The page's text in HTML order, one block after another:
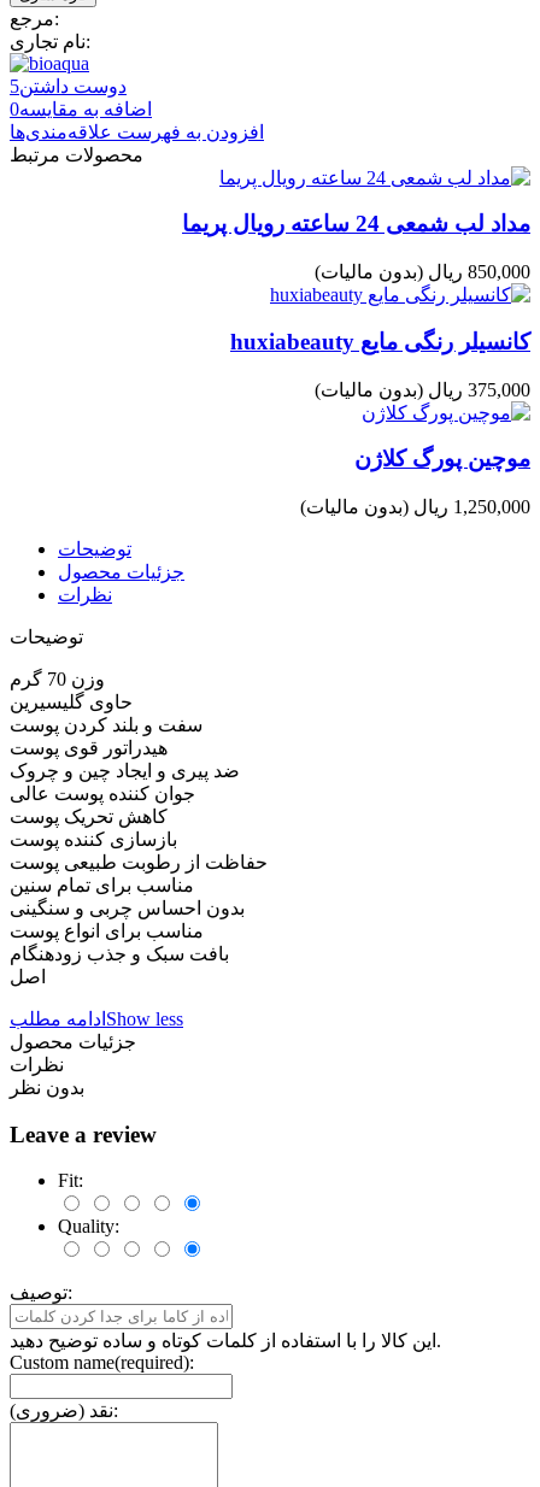
مرجع:
نام تجاری:
دوست داشتن5
اضافه به مقایسه0
افزودن به فهرست علاقه‌مندی‌ها
محصولات مرتبط
مداد لب شمعی 24 ساعته رویال پریما
850,000 ریال (بدون مالیات)
کانسیلر رنگی مایع huxiabeauty
375,000 ریال (بدون مالیات)
موچین پورگ کلاژن
1,250,000 ریال (بدون مالیات)
توضیحات
جزئیات محصول
نظرات
توضیحات
حاوی گلیسیرین
سفت و بلند کردن پوست
هیدراتور قوی پوست
ضد پیری و ایجاد چین و چروک
جوان کننده پوست عالی
کاهش تحریک پوست
بازسازی کننده پوست
حفاظت از رطوبت طبیعی پوست
مناسب برای تمام سنین
بدون احساس چربی و سنگینی
بافت سبک و جذب زودهنگام
اصل
ادامه مطلب Show less
جزئیات محصول
نظرات
بدون نظر
Leave a review
Fit:
Quality:
توصیف:
این کالا را با استفاده از کلمات کوتاه و ساده توضیح دهید.
Custom name(required):
نقد (ضروری):